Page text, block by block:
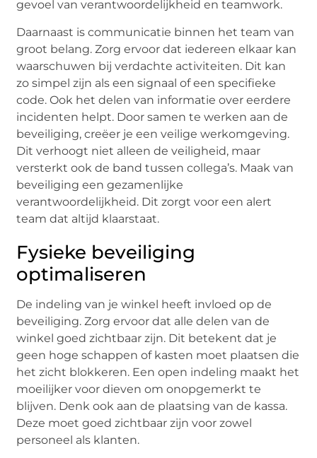
gevoel van verantwoordelijkheid en teamwork.
Daarnaast is communicatie binnen het team van
groot belang. Zorg ervoor dat iedereen elkaar kan
waarschuwen bij verdachte activiteiten. Dit kan
zo simpel zijn als een signaal of een specifieke
code. Ook het delen van informatie over eerdere
incidenten helpt. Door samen te werken aan de
beveiliging, creëer je een veilige werkomgeving.
Dit verhoogt niet alleen de veiligheid, maar
versterkt ook de band tussen collega’s. Maak van
beveiliging een gezamenlijke
verantwoordelijkheid. Dit zorgt voor een alert
team dat altijd klaarstaat.
Fysieke beveiliging
optimaliseren
De indeling van je winkel heeft invloed op de
beveiliging. Zorg ervoor dat alle delen van de
winkel goed zichtbaar zijn. Dit betekent dat je
geen hoge schappen of kasten moet plaatsen die
het zicht blokkeren. Een open indeling maakt het
moeilijker voor dieven om onopgemerkt te
blijven. Denk ook aan de plaatsing van de kassa.
Deze moet goed zichtbaar zijn voor zowel
personeel als klanten.